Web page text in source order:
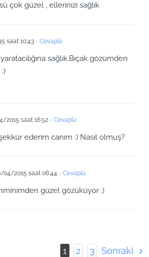
çok güzel , ellerinizi sağlık
saat 10:43- Cevapla
sağlık.Bıçak gözümden
2015 saat 16:52- Cevapla
ederim canım :) Nasıl olmuş?
04/2015 saat 06:44 - Cevapla
güzel gözüküyor ;)
1 2 3 Sonraki